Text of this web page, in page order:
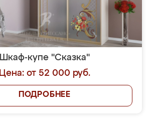
Шкаф-купе "Сказка"
Цена: от 52 000 руб.
ПОДРОБНЕЕ